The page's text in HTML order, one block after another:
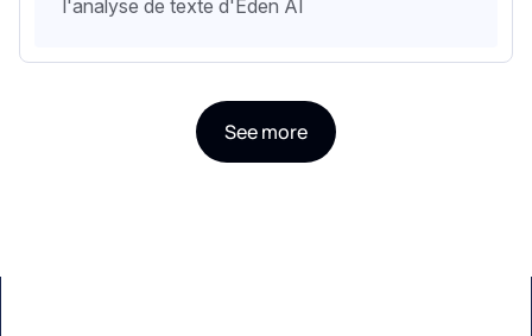
l'analyse de texte d'Eden AI
See more